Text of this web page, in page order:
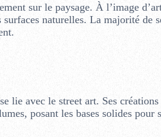
sur le paysage. À l’image
naturelles. La majorité de
lie avec le street art. Ses
posant les bases solides pour